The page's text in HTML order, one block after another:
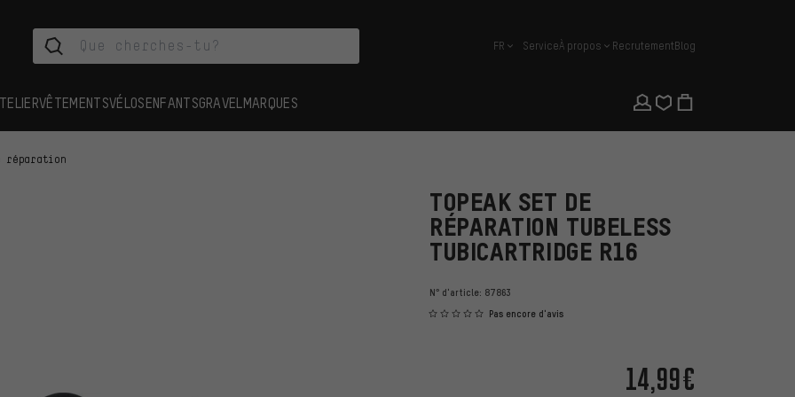
français
FR ServiceÀ propos RecrutementBlog
VÊTEMENTSVÉLOSENFANTSGRAVEL MARQUES
réparation
TOPEAK SET DE
RÉPARATION TUBELESS
TUBICARTRIDGE R16
N° d'article: 87863
Pas encore d'avis
14,99€